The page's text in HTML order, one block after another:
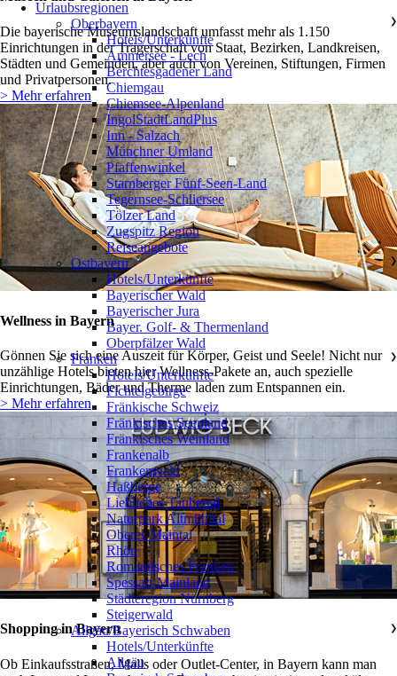
Die bayerische Museumslandschaft umfasst mehr als 1.150
Einrichtungen in der Trägerschaft von Staat, Bezirken, Landkreisen,
Städten und Gemeinden, aber auch von Vereinen, Stiftungen, Firmen
und Privatpersonen.
> Mehr erfahren
Wellness in Bayern
Gönnen Sie sich eine Auszeit für Körper, Geist und Seele! Nicht nur
unzählige Hotels bieten hier Wellness-Pakete an, auch spezielle
Einrichtungen, Bäder und Therme laden zum Entspannen ein.
> Mehr erfahren
Shopping in Bayern
Ob Einkaufsstraßen, Malls oder Outlet-Center, in Bayern kann man
Urlaubsregionen
Oberbayern
❯
Hotels/Unterkünfte
Ammersee - Lech
Berchtesgadener Land
Chiemgau
Chiemsee-Alpenland
IngolStadtLandPlus
Inn - Salzach
Münchner Umland
Pfaffenwinkel
Starnberger Fünf-Seen-Land
Tegernsee-Schliersee
Tölzer Land
Zugspitz Region
Reiseangebote
Ostbayern
❯
Hotels/Unterkünfte
Bayerischer Wald
Bayerischer Jura
Bayer. Golf- & Thermenland
Oberpfälzer Wald
Franken
❯
Hotels/Unterkünfte
Fichtelgebirge
Fränkische Schweiz
Fränkisches Seenland
Fränkisches Weinland
Frankenalb
Frankenwald
Haßberge
Liebliches Taubertal
Naturpark Altmühltal
Oberes Maintal
Rhön
Romantisches Franken
Spessart-Mainland
Städteregion Nürnberg
Steigerwald
Allgäu/Bayerisch Schwaben
❯
Hotels/Unterkünfte
Allgäu